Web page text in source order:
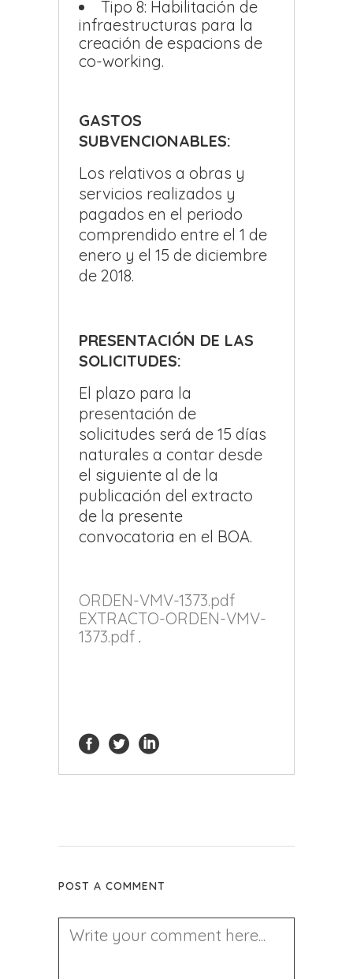
Tipo 8: Habilitación de
infraestructuras para la
creación de espacions de
co-working.
GASTOS
SUBVENCIONABLES:
Los relativos a obras y
servicios realizados y
pagados en el periodo
comprendido entre el 1 de
enero y el 15 de diciembre
de 2018.
PRESENTACIÓN DE LAS
SOLICITUDES:
El plazo para la
presentación de
solicitudes será de 15 días
naturales a contar desde
el siguiente al de la
publicación del extracto
de la presente
convocatoria en el BOA.
ORDEN-VMV-1373.pdf
EXTRACTO-ORDEN-VMV-
1373.pdf .
POST A COMMENT